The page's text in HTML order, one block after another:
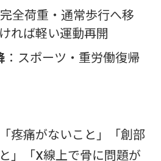
完全荷重・通常歩行へ移
れば軽い運動再開
：スポーツ・重労働復帰
疼痛がないこと」「創部
」「X線上で骨に問題が